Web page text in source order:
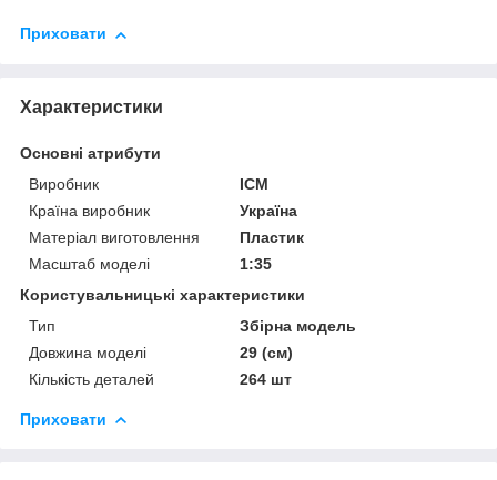
Приховати
Характеристики
Основні атрибути
Виробник
ICM
Країна виробник
Україна
Матеріал виготовлення
Пластик
Масштаб моделі
1:35
Користувальницькі характеристики
Тип
Збірна модель
Довжина моделі
29 (см)
Кількість деталей
264 шт
Приховати